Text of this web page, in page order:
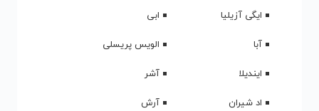
ایگی آزیلیا
ابی
آبا
الویس پریسلی
ایندیلا
آشر
اد شیران
آرش